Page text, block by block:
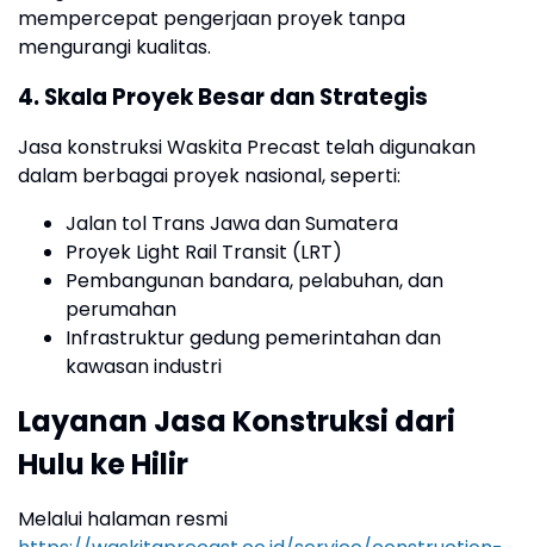
mempercepat pengerjaan proyek tanpa
mengurangi kualitas.
4. Skala Proyek Besar dan Strategis
Jasa konstruksi Waskita Precast telah digunakan
dalam berbagai proyek nasional, seperti:
Jalan tol Trans Jawa dan Sumatera
Proyek Light Rail Transit (LRT)
Pembangunan bandara, pelabuhan, dan
perumahan
Infrastruktur gedung pemerintahan dan
kawasan industri
Layanan Jasa Konstruksi dari
Hulu ke Hilir
Melalui halaman resmi